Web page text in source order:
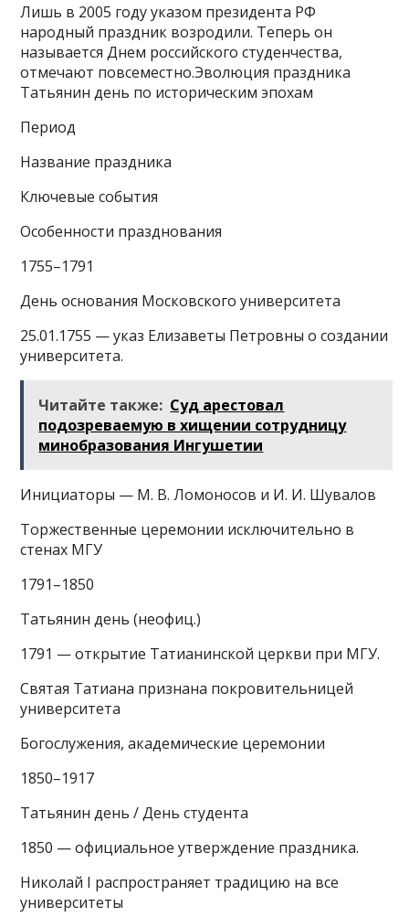
Лишь в 2005 году указом президента РФ
народный праздник возродили. Теперь он
называется Днем российского студенчества,
отмечают повсеместно.Эволюция праздника
Татьянин день по историческим эпохам
Период
Название праздника
Ключевые события
Особенности празднования
1755–1791
День основания Московского университета
25.01.1755 — указ Елизаветы Петровны о создании
университета.
Читайте также: Суд арестовал
подозреваемую в хищении сотрудницу
минобразования Ингушетии
Инициаторы — М. В. Ломоносов и И. И. Шувалов
Торжественные церемонии исключительно в
стенах МГУ
1791–1850
Татьянин день (неофиц.)
1791 — открытие Татианинской церкви при МГУ.
Святая Татиана признана покровительницей
университета
Богослужения, академические церемонии
1850–1917
Татьянин день / День студента
1850 — официальное утверждение праздника.
Николай I распространяет традицию на все
университеты